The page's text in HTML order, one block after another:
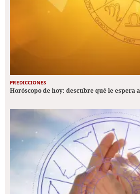
PREDICCIONES
Horóscopo de hoy: descubre qué le espera